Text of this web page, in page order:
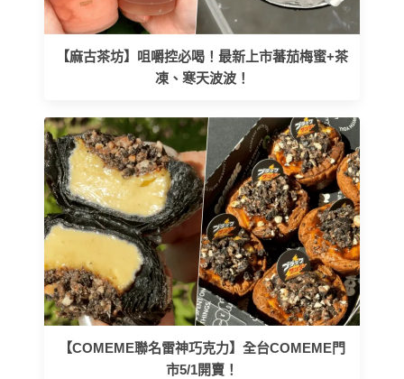
【麻古茶坊】咀嚼控必喝！最新上市蕃茄梅蜜+茶
凍、寒天波波！
【COMEME聯名雷神巧克力】全台COMEME門
市5/1開賣！